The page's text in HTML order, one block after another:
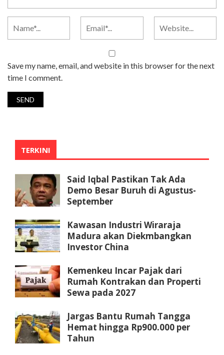
Save my name, email, and website in this browser for the next
time I comment.
TERKINI
Said Iqbal Pastikan Tak Ada
Demo Besar Buruh di Agustus-
September
Kawasan Industri Wiraraja
Madura akan Diekmbangkan
Investor China
Kemenkeu Incar Pajak dari
Rumah Kontrakan dan Properti
Sewa pada 2027
Jargas Bantu Rumah Tangga
Hemat hingga Rp900.000 per
Tahun